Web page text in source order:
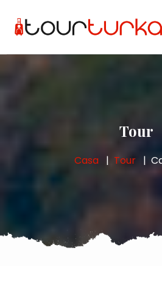
Tour
Casa Tour